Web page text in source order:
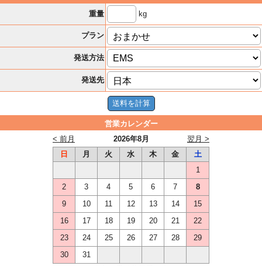
重量
kg
プラン
発送方法
発送先
営業カレンダー
2026年8月
< 前月
翌月 >
日
月 火 水 木 金
土
1
2
3 4 5 6 7
8
9
10 11 12 13 14
15
16
17 18 19 20 21
22
23
24 25 26 27 28
29
30
31